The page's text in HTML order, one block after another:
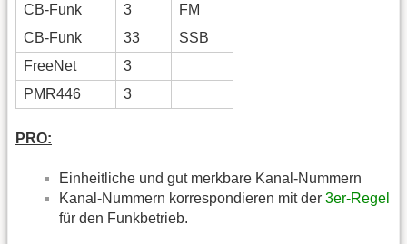
CB-Funk
3
FM
CB-Funk
33
SSB
FreeNet
3
PMR446
3
PRO:
Einheitliche und gut merkbare Kanal-Nummern
Kanal-Nummern korrespondieren mit der 3er-Regel
für den Funkbetrieb.